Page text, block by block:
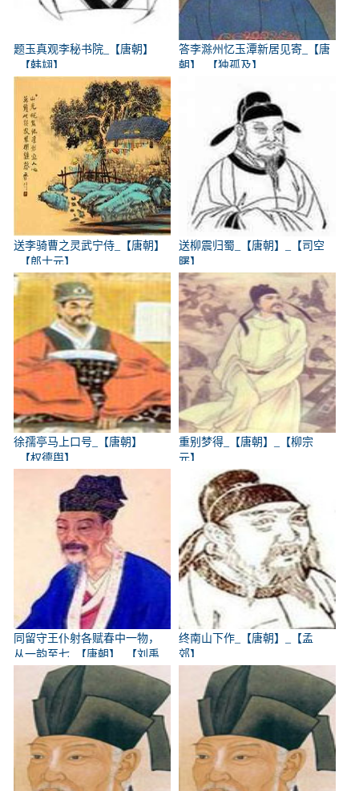
题玉真观李秘书院_【唐朝】
_【韩翃】
答李滁州忆玉潭新居见寄_【唐
朝】_【独孤及】
送李骑曹之灵武宁侍_【唐朝】
_【郎士元】
送柳震归蜀_【唐朝】_【司空
曙】
徐孺亭马上口号_【唐朝】
_【权德舆】
重别梦得_【唐朝】_【柳宗
元】
同留守王仆射各赋春中一物，
从一韵至七_【唐朝】_【刘禹
终南山下作_【唐朝】_【孟
郊】